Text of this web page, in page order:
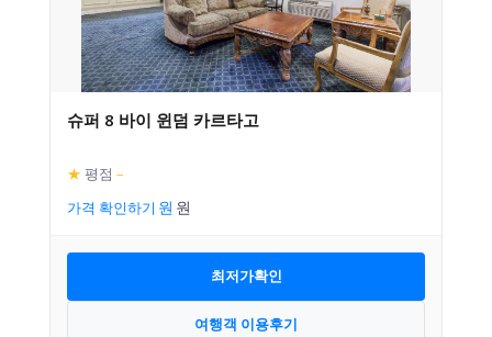
슈퍼 8 바이 윈덤 카르타고
★ 평점 –
가격 확인하기
최저가확인
여행객 이용후기